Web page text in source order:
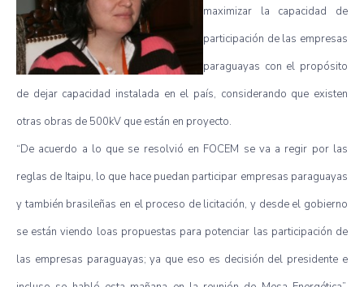
maximizar la capacidad de
participación de las empresas
paraguayas con el propósito
de dejar capacidad instalada en el país, considerando que existen
otras obras de 500kV que están en proyecto.
“De acuerdo a lo que se resolvió en FOCEM se va a regir por las
reglas de Itaipu, lo que hace puedan participar empresas paraguayas
y también brasileñas en el proceso de licitación, y desde el gobierno
se están viendo loas propuestas para potenciar las participación de
las empresas paraguayas; ya que eso es decisión del presidente e